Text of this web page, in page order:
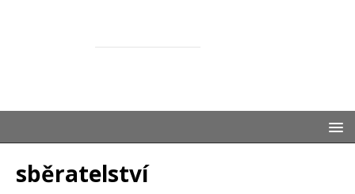
sběratelství